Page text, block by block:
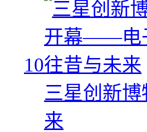
10
三星创新
来